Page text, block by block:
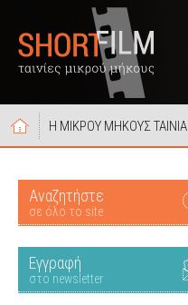
Η ΜΙΚΡΟΥ ΜΗΚΟΥΣ ΤΑΙΝΙΑ
Αναζητήστε
σε όλο το site
Εγγραφή
στο newsletter